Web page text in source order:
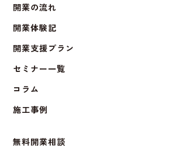
開業の流れ
開業体験記
開業支援プラン
セミナー一覧
コラム
施工事例
無料開業相談